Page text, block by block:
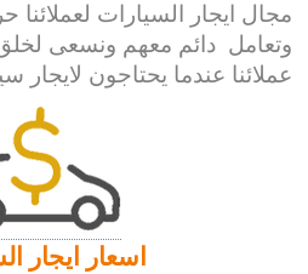
مجال ايجار السيارات لعملائنا
وتعامل دائم معهم ونسعى
عملائنا عندما يحتاجون
اسعار ايجار